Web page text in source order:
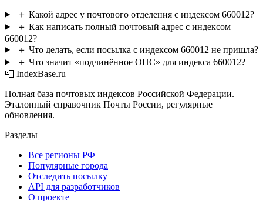
＋ Какой адрес у почтового отделения с индексом 660012?
＋ Как написать полный почтовый адрес с индексом
660012?
＋ Что делать, если посылка с индексом 660012 не пришла?
＋ Что значит «подчинённое ОПС» для индекса 660012?
📮 IndexBase.ru
Полная база почтовых индексов Российской Федерации.
Эталонный справочник Почты России, регулярные
обновления.
Разделы
Все регионы РФ
Популярные города
Отследить посылку
API для разработчиков
О проекте